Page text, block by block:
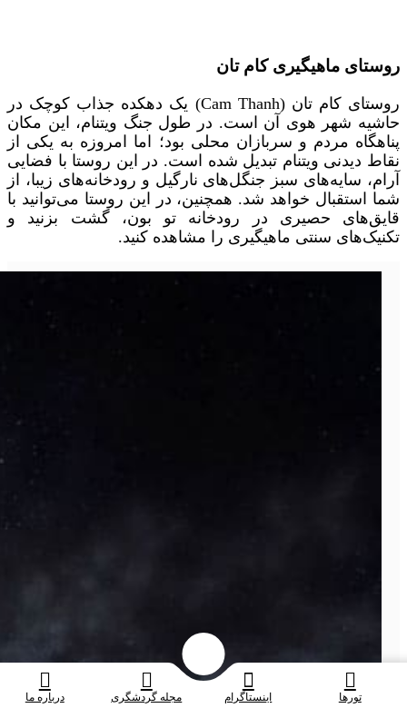
روستای ماهیگیری کام تان
روستای کام تان (Cam Thanh) یک دهکده جذاب کوچک در
حاشیه شهر هوی‌ آن است. در طول جنگ ویتنام، این مکان
پناهگاه مردم و سربازان محلی بود؛ اما امروزه به یکی از
نقاط دیدنی ویتنام تبدیل شده است. در این روستا با فضایی
آرام، سایه‌های سبز جنگل‌های نارگیل و رودخانه‌های زیبا، از
شما استقبال خواهد شد. همچنین، در این روستا می‌توانید با
قایق‌های حصیری در رودخانه تو بون، گشت بزنید و
تکنیک‌های سنتی ماهیگیری را مشاهده کنید.
تورها اینستاگرام مجله گردشگری درباره ما